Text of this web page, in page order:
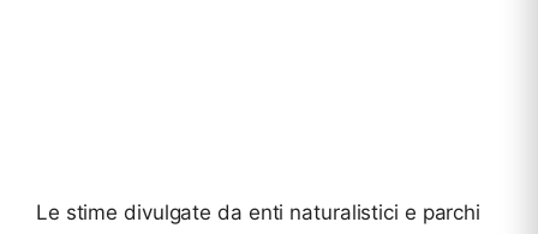
Le stime divulgate da enti naturalistici e parchi